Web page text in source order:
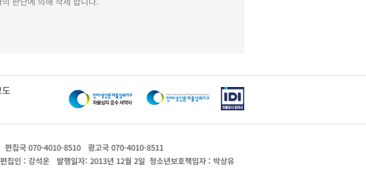
도
편집국 070-4010-8510
광고국 070-4010-8511
집인 : 강석운 발행일자: 2013년 12월 2일 청소년보호책임자 : 박상유